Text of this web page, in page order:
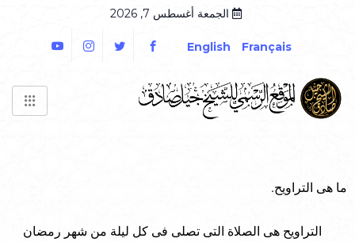
الجمعة أغسطس 7, 2026
Français
English
ما هى التراويح.
التراويح هى الصلاة التى تصلى فى كل ليلة من شهر رمضان